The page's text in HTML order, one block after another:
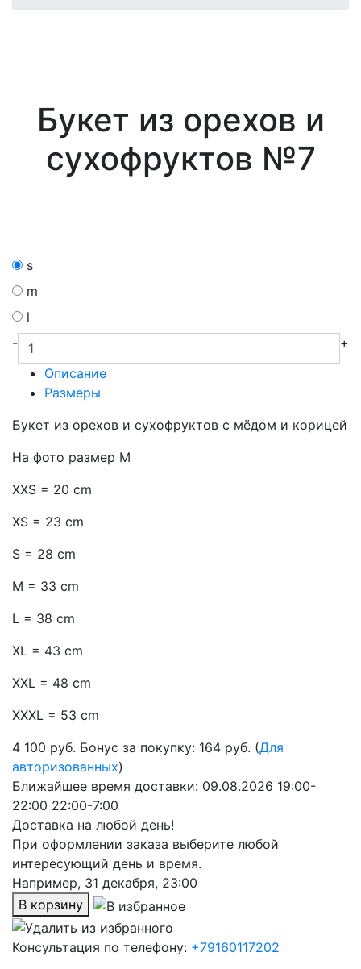
Букет из орехов и
сухофруктов №7
s
m
l
-
+
Описание
Размеры
Букет из орехов и сухофруктов с мёдом и корицей
На фото размер М
XXS = 20 cm
XS = 23 cm
S = 28 cm
M = 33 cm
L = 38 cm
XL = 43 cm
XXL = 48 cm
XXXL = 53 cm
4 100 руб. Бонус за покупку: 164 руб. (Для
авторизованных)
Ближайшее время доставки: 09.08.2026 19:00-
22:00 22:00-7:00
Доставка на любой день!
При оформлении заказа выберите любой
интересующий день и время.
Например, 31 декабря, 23:00
В корзину
Консультация по телефону: +79160117202